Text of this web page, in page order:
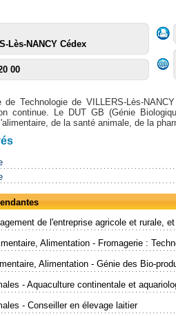
Lès-NANCY Cédex
00
de Technologie de VILLERS-Lès-
continue. Le DUT GB (Génie
de la santé animale, de la
de l'entreprise agricole et rurale,
Alimentation - Fromagerie :
Alimentation - Génie des Bio-
- Aquaculture continentale et
- Conseiller en élevage laitier